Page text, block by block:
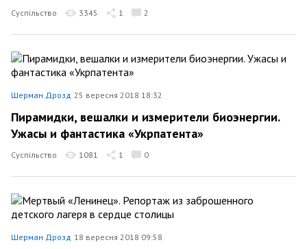
Суспільство 3345 1 2
Шерман Дрозд 25 вересня 2018 18:32
Пирамидки, вешалки и измерители биоэнергии.
Ужасы и фантастика «Укрпатента»
Суспільство 1081 1 0
Шерман Дрозд 18 вересня 2018 09:58